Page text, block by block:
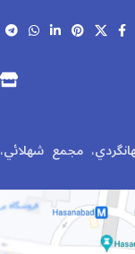
مجمع شهلائي،